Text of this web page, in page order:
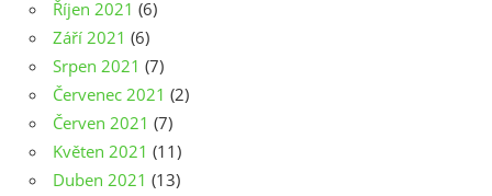
Říjen 2021 (6)
Září 2021 (6)
Srpen 2021 (7)
Červenec 2021 (2)
Červen 2021 (7)
Květen 2021 (11)
Duben 2021 (13)